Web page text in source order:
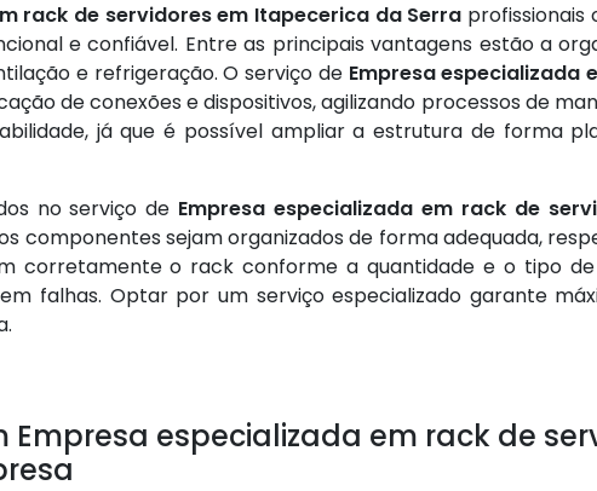
rack de servidores em Itapecerica da Serra
e confiável. Entre as principais vantagens estão a
e refrigeração. O serviço de Empresa especializada
de conexões e dispositivos, agilizando processos de
já que é possível ampliar a estrutura de forma
no serviço de Empresa especializada em rack de
componentes sejam organizados de forma adequada,
corretamente o rack conforme a quantidade e o tipo
falhas. Optar por um serviço especializado garante
especializada em rack de